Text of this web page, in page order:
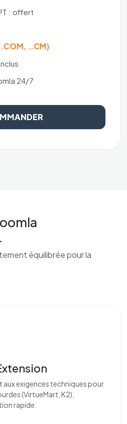
: offert
..CM)
24/7
équilibrée pour la
aux exigences techniques pour
(VirtueMart, K2),
rapide.